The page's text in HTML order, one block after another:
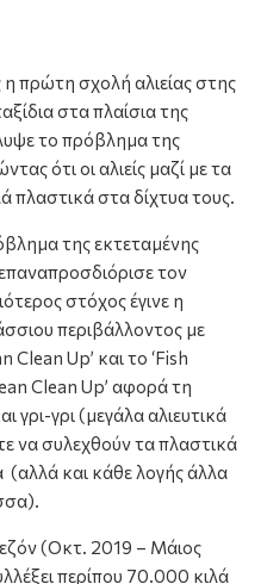
πρώτη σχολή αλιείας στης
στα πλαίσια της
το πρόβλημα της
ότι οι αλιείς μαζί με τα
πλαστικά στα δίχτυα τους.
της εκτεταμένης
τον
στόχος έγινε η
περιβάλλοντος με
Up’ και το ‘Fish
Clean Up’ αφορά τη
γρι-γρι (μεγάλα αλιευτικά
να συλεχθούν τα πλαστικά
και κάθε λογής άλλα
(Οκτ. 2019 – Μάιος
περίπου 70.000 κιλά